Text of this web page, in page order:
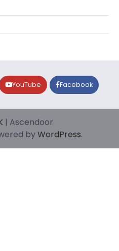
YouTube Facebook
| Ascendoor
byWordPress.